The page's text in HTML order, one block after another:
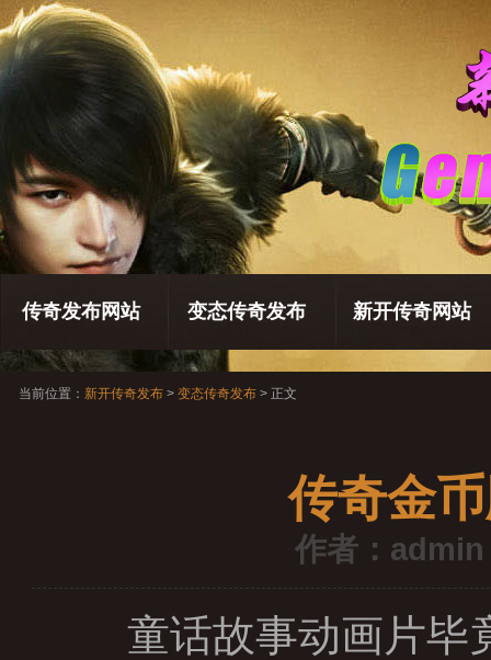
传奇发布网站 变态传奇发布 新开传奇网站
当前位置： 新开传奇发布 > 变态传奇发布 > 正文
传奇金
作者：admin
童话故事动画片毕